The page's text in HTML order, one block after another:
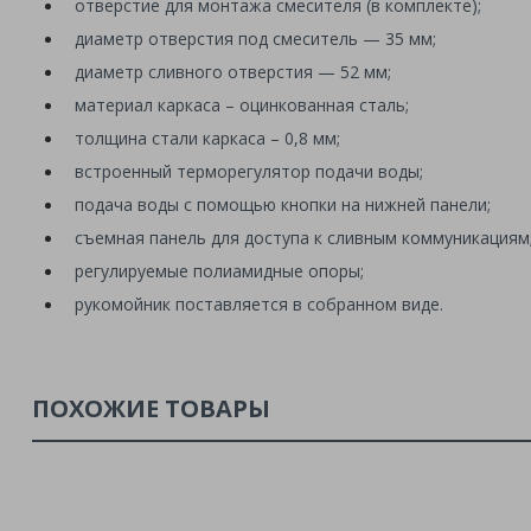
отверстие для монтажа смесителя (в комплекте);
диаметр отверстия под смеситель — 35 мм;
диаметр сливного отверстия — 52 мм;
материал каркаса – оцинкованная сталь;
толщина стали каркаса – 0,8 мм;
встроенный терморегулятор подачи воды;
подача воды с помощью кнопки на нижней панели;
съемная панель для доступа к сливным
регулируемые полиамидные опоры;
рукомойник поставляется в собранном виде.
ПОХОЖИЕ ТОВАРЫ